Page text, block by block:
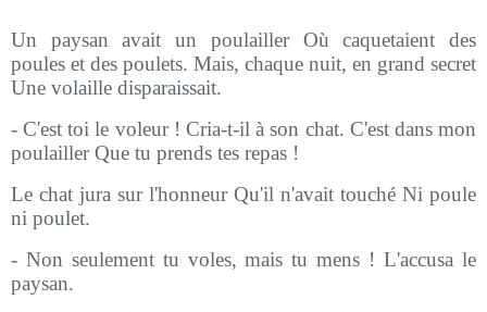
Un paysan avait un poulailler Où caquetaient des
poules et des poulets. Mais, chaque nuit, en grand secret
Une volaille disparaissait.
- C'est toi le voleur ! Cria-t-il à son chat. C'est dans mon
poulailler Que tu prends tes repas !
Le chat jura sur l'honneur Qu'il n'avait touché Ni poule
ni poulet.
- Non seulement tu voles, mais tu mens ! L'accusa le
paysan.